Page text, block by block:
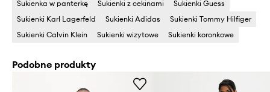
Sukienka w panterkę
Sukienki z cekinami
Sukienki Guess
Sukienki Karl Lagerfeld
Sukienki Adidas
Sukienki Tommy Hilfiger
Sukienki Calvin Klein
Sukienki wizytowe Sukienki koronkowe
Podobne produkty